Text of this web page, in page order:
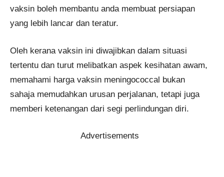
vaksin boleh membantu anda membuat persiapan
yang lebih lancar dan teratur.
Oleh kerana vaksin ini diwajibkan dalam situasi
tertentu dan turut melibatkan aspek kesihatan awam,
memahami harga vaksin meningococcal bukan
sahaja memudahkan urusan perjalanan, tetapi juga
memberi ketenangan dari segi perlindungan diri.
Advertisements